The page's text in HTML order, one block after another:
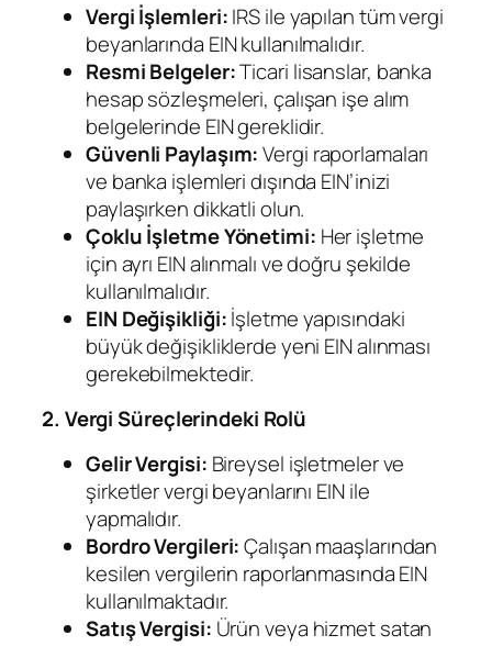
Vergi İşlemleri:IRS ile yapılan tüm vergi
beyanlarında EIN kullanılmalıdır.
Resmi Belgeler:Ticari lisanslar, banka
hesap sözleşmeleri, çalışan işe alım
belgelerinde EIN gereklidir.
Güvenli Paylaşım:Vergi raporlamaları
ve banka işlemleri dışında EIN’inizi
paylaşırken dikkatli olun.
Çoklu İşletme Yönetimi: Her işletme
için ayrı EIN alınmalı ve doğru şekilde
kullanılmalıdır.
EIN Değişikliği:İşletme yapısındaki
büyük değişikliklerde yeni EIN alınması
gerekebilmektedir.
2. Vergi Süreçlerindeki Rolü
Gelir Vergisi: Bireysel işletmeler ve
şirketler vergi beyanlarını EIN ile
yapmalıdır.
Bordro Vergileri:Çalışan maaşlarından
kesilen vergilerin raporlanmasında EIN
kullanılmaktadır.
Satış Vergisi: Ürün veya hizmet satan